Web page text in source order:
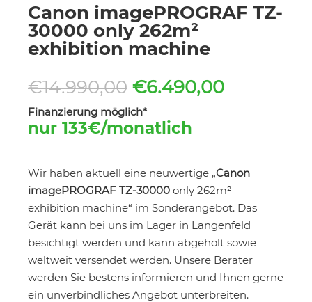
Canon imagePROGRAF TZ-
30000 only 262m²
exhibition machine
€14.990,00 Ursprünglicher
Preis
war:
€14.990,00
€6.490,00Aktueller
Finanzierung möglich*
nur 133€/monatlich
Wir haben aktuell eine neuwertige „Canon
imagePROGRAF TZ-30000 only 262m²
exhibition machine“ im Sonderangebot. Das
Gerät kann bei uns im Lager in Langenfeld
besichtigt werden und kann abgeholt sowie
weltweit versendet werden. Unsere Berater
werden Sie bestens informieren und Ihnen gerne
ein unverbindliches Angebot unterbreiten.